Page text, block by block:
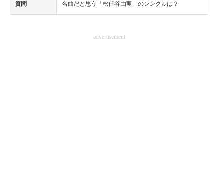
質問 名曲だと思う「松任谷由実」のシングルは？
advertisement